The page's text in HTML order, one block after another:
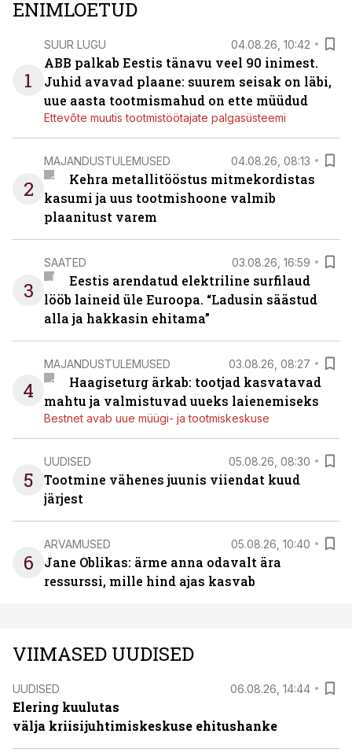
ENIMLOETUD
1
SUUR LUGU 04.08.26, 10:42
ABB palkab Eestis tänavu veel 90 inimest.
Juhid avavad plaane: suurem seisak on läbi,
uue aasta tootmismahud on ette müüdud
Ettevõte muutis tootmistöötajate palgasüsteemi
2
MAJANDUSTULEMUSED 04.08.26, 08:13
Kehra metallitööstus mitmekordistas
kasumi ja uus tootmishoone valmib
plaanitust varem
3
SAATED 03.08.26, 16:59
Eestis arendatud elektriline surfilaud
lööb laineid üle Euroopa. “Ladusin säästud
alla ja hakkasin ehitama”
4
MAJANDUSTULEMUSED 03.08.26, 08:27
Haagiseturg ärkab: tootjad kasvatavad
mahtu ja valmistuvad uueks laienemiseks
Bestnet avab uue müügi- ja tootmiskeskuse
5
UUDISED 05.08.26, 08:30
Tootmine vähenes juunis viiendat kuud
järjest
6
ARVAMUSED 05.08.26, 10:40
Jane Oblikas: ärme anna odavalt ära
ressurssi, mille hind ajas kasvab
VIIMASED UUDISED
UUDISED 06.08.26, 14:44
Elering kuulutas
välja kriisijuhtimiskeskuse ehitushanke